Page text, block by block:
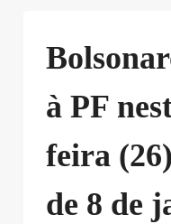
à PF
feira
de 8 de